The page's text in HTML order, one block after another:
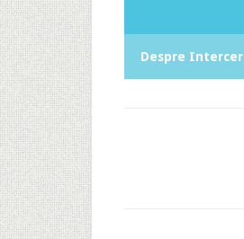
Despre Intercer